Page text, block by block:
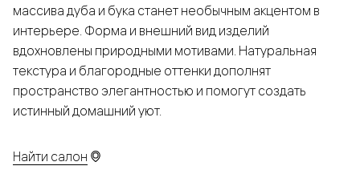
массива дуба и бука станет необычным акцентом в
интерьере. Форма и внешний вид изделий
вдохновлены природными мотивами. Натуральная
текстура и благородные оттенки дополнят
пространство элегантностью и помогут создать
истинный домашний уют.
Найти салон